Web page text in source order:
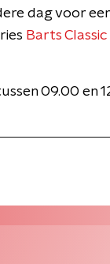
dag voor
Barts
09.00 en